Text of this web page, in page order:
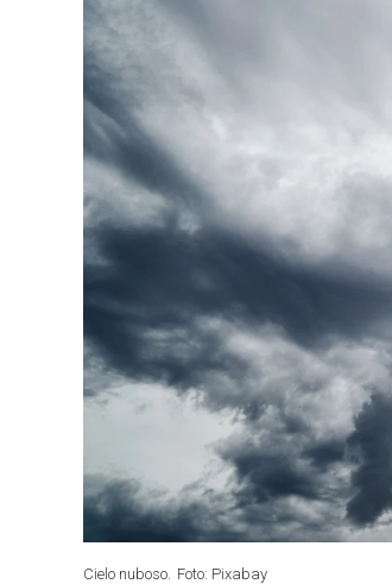
Cielo nuboso. Foto: Pixabay